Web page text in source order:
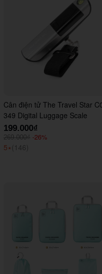
Cân điện tử The Travel Star
349 Digital Luggage Scale
199.000₫
269.000₫ -26%
5⭑ (146)